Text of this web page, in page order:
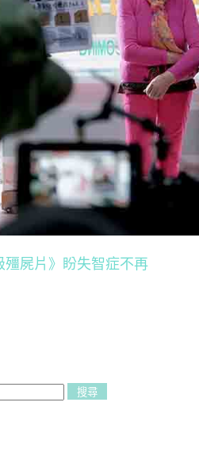
殭屍片》盼失智症不再
搜尋